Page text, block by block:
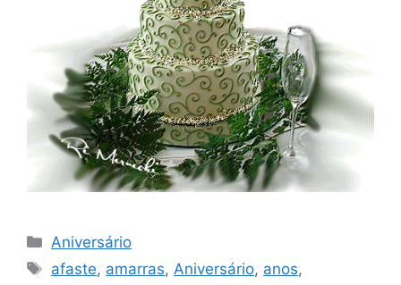
Categorias
Aniversário
Tags
afaste, amarras, Aniversário, anos,